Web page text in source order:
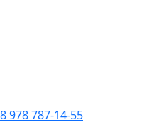
8 978 787-14-55